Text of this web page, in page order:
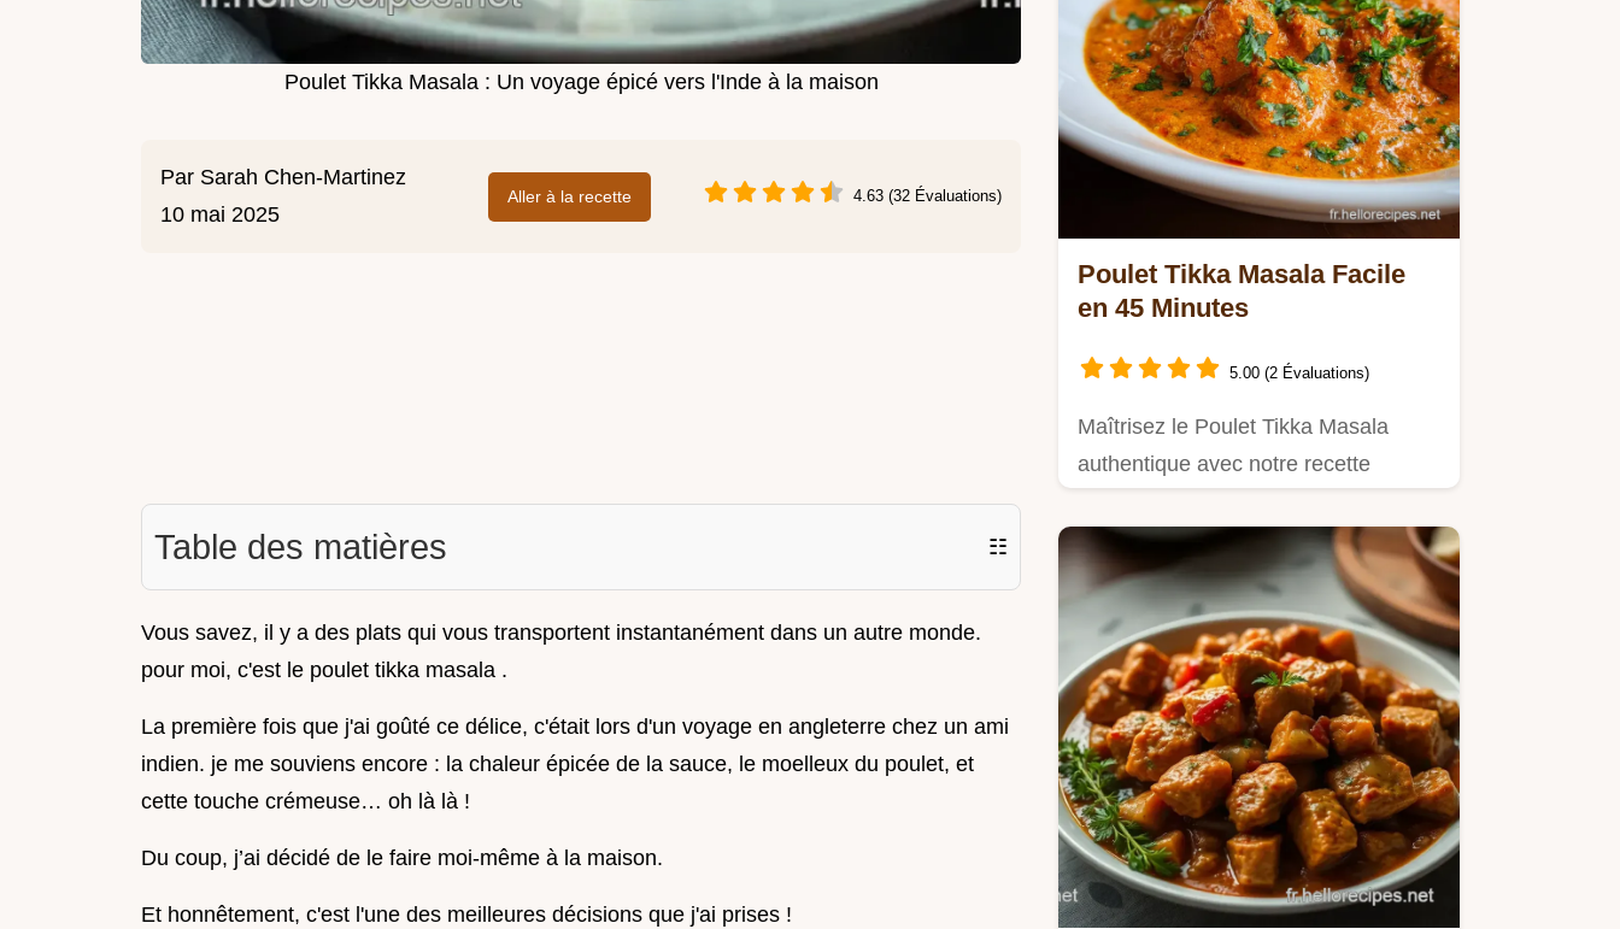
Poulet Tikka Masala : Un voyage épicé vers l'Inde à la maison
Par Sarah Chen-Martinez
10 mai 2025
Aller à la recette 4.63 (32 Évaluations)
Table des matières ☷
Vous savez, il y a des plats qui vous transportent instantanément dans un autre monde.
pour moi, c'est le poulet tikka masala .
La première fois que j'ai goûté ce délice, c'était lors d'un voyage en angleterre chez un ami
indien. je me souviens encore : la chaleur épicée de la sauce, le moelleux du poulet, et
cette touche crémeuse… oh là là !
Du coup, j’ai décidé de le faire moi-même à la maison.
Et honnêtement, c'est l'une des meilleures décisions que j'ai prises !
Poulet Tikka Masala Facile
en 45 Minutes
5.00 (2 Évaluations)
Maîtrisez le Poulet Tikka Masala
authentique avec notre recette